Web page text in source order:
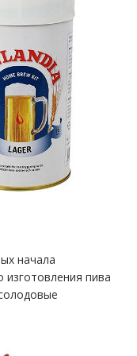
начала
пива